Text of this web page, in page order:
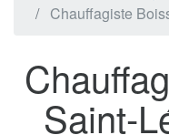
Chauffagiste
Saint-